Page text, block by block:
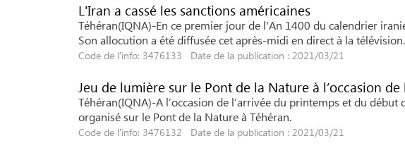
L'Iran a cassé les sanctions américaines
Téhéran(IQNA)-En ce premier jour de l'An 1400 du calendrier
Son allocution a été diffusée cet après-midi en direct à la télévision.
Code de l'info: 3476133 Date de la publication : 2021/03/21
Jeu de lumière sur le Pont de la Nature à l’occasion
Téhéran(IQNA)-A l’occasion de l’arrivée du printemps et du
organisé sur le Pont de la Nature à Téhéran.
Code de l'info: 3476132 Date de la publication : 2021/03/21